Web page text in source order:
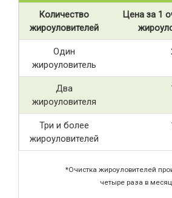
Количество
жироуловителей
Цена за 1
Один
жироуловитель
Два
жироуловителя
Три и более
жироуловителей
*Очистка жироуловителей
четыре раза в месяц